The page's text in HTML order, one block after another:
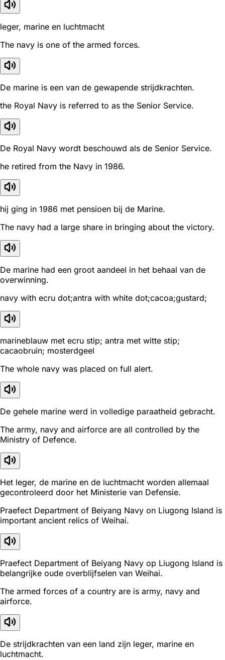
leger, marine en luchtmacht
The navy is one of the armed forces.
De marine is een van de gewapende strijdkrachten.
the Royal Navy is referred to as the Senior Service.
De Royal Navy wordt beschouwd als de Senior Service.
he retired from the Navy in 1986.
hij ging in 1986 met pensioen bij de Marine.
The navy had a large share in bringing about the victory.
De marine had een groot aandeel in het behaal van de
overwinning.
navy with ecru dot;antra with white dot;cacoa;gustard;
marineblauw met ecru stip; antra met witte stip;
cacaobruin; mosterdgeel
The whole navy was placed on full alert.
De gehele marine werd in volledige paraatheid gebracht.
The army, navy and airforce are all controlled by the
Ministry of Defence.
Het leger, de marine en de luchtmacht worden allemaal
gecontroleerd door het Ministerie van Defensie.
Praefect Department of Beiyang Navy on Liugong Island is
important ancient relics of Weihai.
Praefect Department of Beiyang Navy op Liugong Island is
belangrijke oude overblijfselen van Weihai.
The armed forces of a country are is army, navy and
airforce.
De strijdkrachten van een land zijn leger, marine en
luchtmacht.